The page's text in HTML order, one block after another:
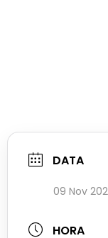
DATA
09 Nov
HORA